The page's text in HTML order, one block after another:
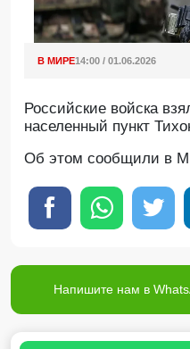
В МИРЕ14:00 / 01.06.2026
Российские войска
населенный пункт
Oб этом сообщили в
Напишите нам в